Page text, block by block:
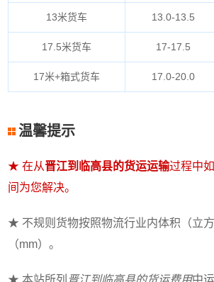
13米货车 13.0-13.5
17.5米货车 17-17.5
17米+箱式货车 17.0-20.0
温馨提示
★ 在从晋江到临高县的货运运输过程中
间为您解决。
★ 不规则货物按照物流行业内体积（立
（mm）。